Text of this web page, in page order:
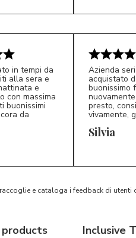
in tempi da
alla sera e
e
con massima
buonissimi
da
S*
Azienda
acquistato
buonissimo
presto,
vivamente,
Silvia
e cataloga i feedback di
Inclusive